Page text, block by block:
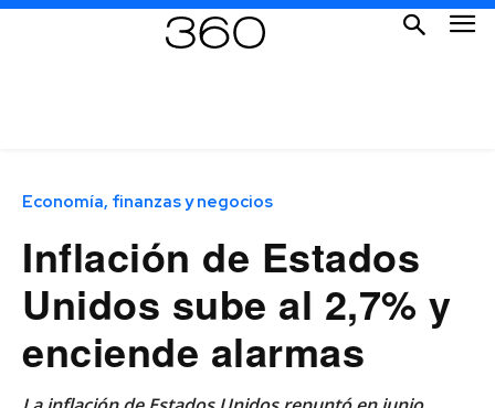
Economía, finanzas y negocios
Inflación de Estados
Unidos sube al 2,7% y
enciende alarmas